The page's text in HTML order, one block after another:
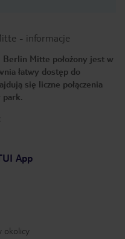
- informacje
Mitte położony jest w
łatwy dostęp do
się liczne połączenia
park.
App
okolicy